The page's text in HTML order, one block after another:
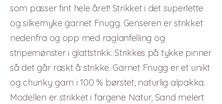
som passer fint hele året! Strikket i det superlette
og silkemyke garnet Fnugg. Genseren er strikket
nedenfra og opp med raglanfelling og
stripemønster i glattstrikk. Strikkes på tykke pinner
så det går raskt å strikke. Garnet Fnugg er et unikt
og chunky garn i 100 % børstet, naturlig alpakka.
Modellen er strikket i fargene Natur, Sand melert